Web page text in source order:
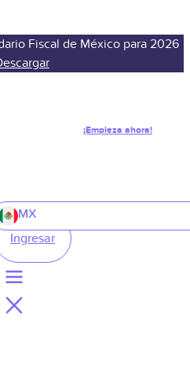
Fiscal de México para 2026
¡Empieza ahora!
MX
Ingresar